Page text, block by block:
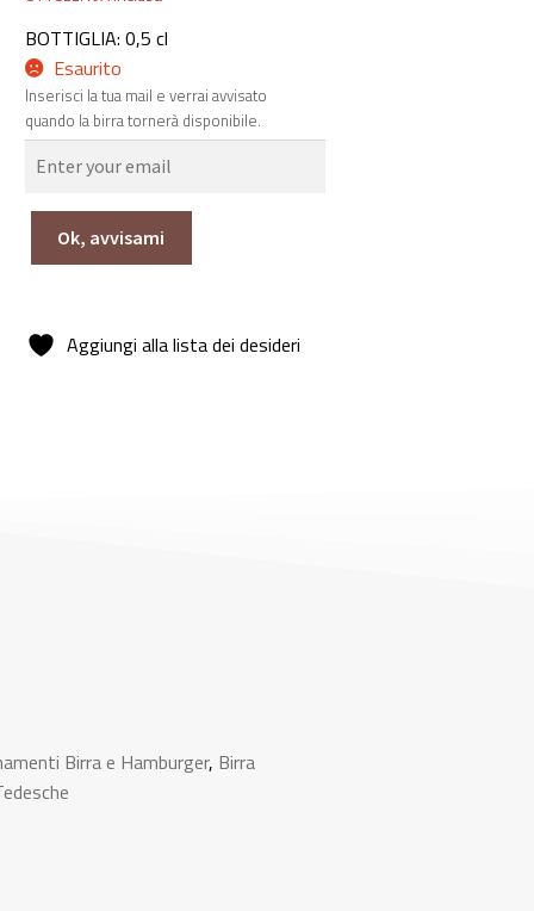
BOTTIGLIA: 0,5 cl
Esaurito
Inserisci la tua mail e verrai avvisato
quando la birra tornerà disponibile.
Ok, avvisami
Aggiungi alla lista dei desideri
Birra e Hamburger, Birra